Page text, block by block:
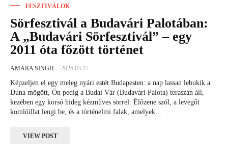
FESZTIVÁLOK
Sörfesztivál a Budavári Palotában:
A „Budavári Sörfesztivál” – egy
2011 óta főzött történet
AMARA SINGH - 2026.03.27.
Képzeljen el egy meleg nyári estét Budapesten: a nap lassan lebukik a
Duna mögött, Ön pedig a Budai Vár (Budavári Palota) teraszán áll,
kezében egy korsó hideg kézműves sörrel. Élőzene szól, a levegőt
komlóillat lengi be, és a történelmi falak, amelyek...
VIEW POST